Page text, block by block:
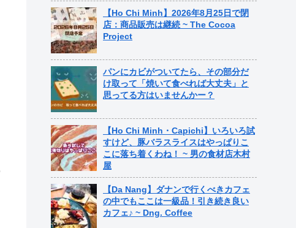
【Ho Chi Minh】2026年8月25日で閉
店：商品販売は継続 ~ The Cocoa
Project
パンにカビがついてたら、その部分だ
け取って「焼いて食べれば大丈夫」と
思ってる方はいませんかー？
【Ho Chi Minh・Capichi】いろいろ試
すけど、豚バラスライスはやっぱりこ
こに落ち着くわね！ ~ 男の食材店木村
屋
【Da Nang】ダナンで行くべきカフェ
の中でもここは一級品！引き続き良い
カフェ♪ ~ Dng. Coffee